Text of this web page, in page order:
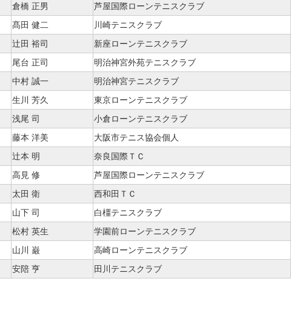
倉橋 正男 芦屋国際ローンテニスクラブ
髙田 健二 川崎テニスクラブ
辻田 裕司 新座ローンテニスクラブ
尾台 正司 明治神宮外苑テニスクラブ
中村 誠一 明治神宮テニスクラブ
生川 芳久 東京ローンテニスクラブ
浅尾 司 小倉ローンテニスクラブ
藤本 洋美 大阪市テニス協会個人
辻本 明 奈良国際ＴＣ
高見 修 芦屋国際ローンテニスクラブ
太田 衛 西和田ＴＣ
山下 司 白橿テニスクラブ
松村 英生 学園前ローンテニスクラブ
山川 巌 高崎ローンテニスクラブ
安陪 亨 田川テニスクラブ